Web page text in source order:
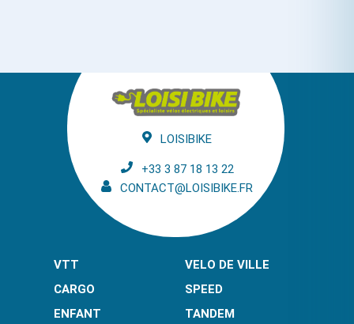
LOISIBIKE
+33 3 87 18 13 22
CONTACT@LOISIBIKE.FR
VTT
VELO DE VILLE
CARGO
SPEED
ENFANT
TANDEM